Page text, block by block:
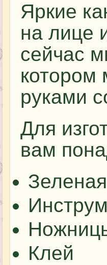
Яркие
на лице
сейчас
котором
руками
Для
вам
Клей